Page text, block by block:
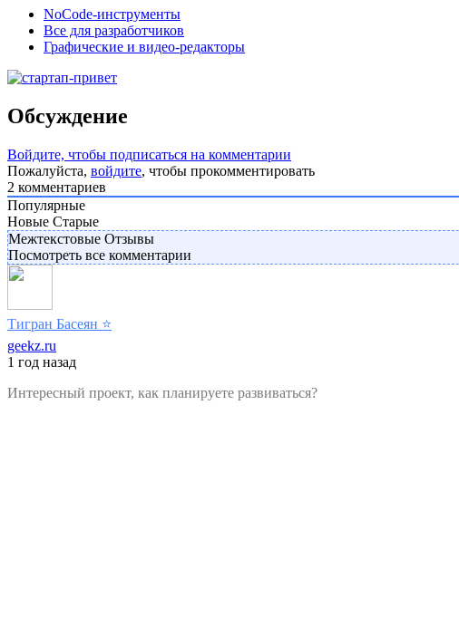
NoCode-инструменты
Все для разработчиков
Графические и видео-редакторы
Обсуждение
Войдите, чтобы подписаться на комментарии
Пожалуйста, войдите, чтобы прокомментировать
2 комментариев
Популярные
Новые Старые
Межтекстовые Отзывы
Посмотреть все комментарии
Тигран Басеян ⭐️
geekz.ru
1 год назад
Интересный проект, как планируете развиваться?